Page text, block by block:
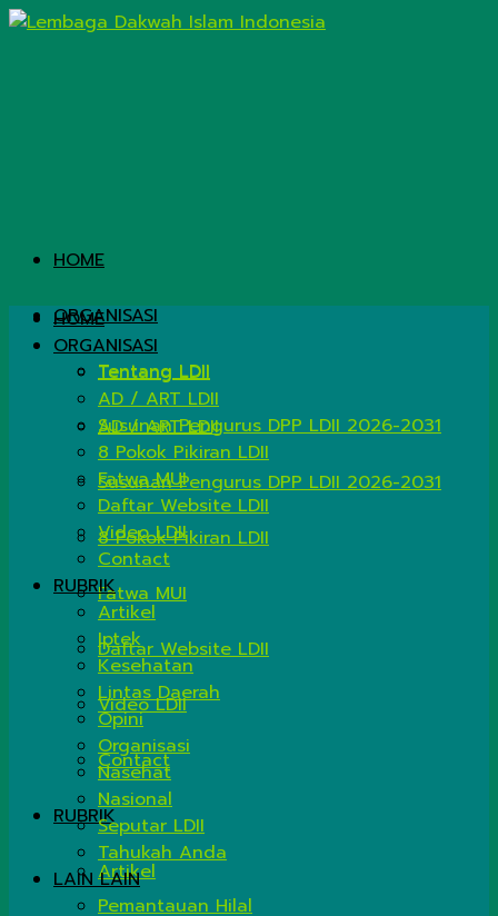
HOME
ORGANISASI
Tentang LDII
AD / ART LDII
Susunan Pengurus DPP LDII 2026-2031
8 Pokok Pikiran LDII
Fatwa MUI
Daftar Website LDII
Video LDII
Contact
RUBRIK
Artikel
HOME
ORGANISASI
Tentang LDII
AD / ART LDII
Susunan Pengurus DPP LDII 2026-2031
8 Pokok Pikiran LDII
Fatwa MUI
Daftar Website LDII
Video LDII
Contact
RUBRIK
Artikel
Iptek
Kesehatan
Lintas Daerah
Opini
Organisasi
Nasehat
Nasional
Seputar LDII
Tahukah Anda
LAIN LAIN
Pemantauan Hilal